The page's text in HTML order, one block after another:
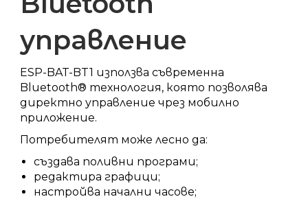
управление
ESP-BAT-BT1 използва съвременна
Bluetooth® технология, която позволява
директно управление чрез мобилно
приложение.
Потребителят може лесно да:
създава поливни програми;
редактира графици;
настройва начални часове;